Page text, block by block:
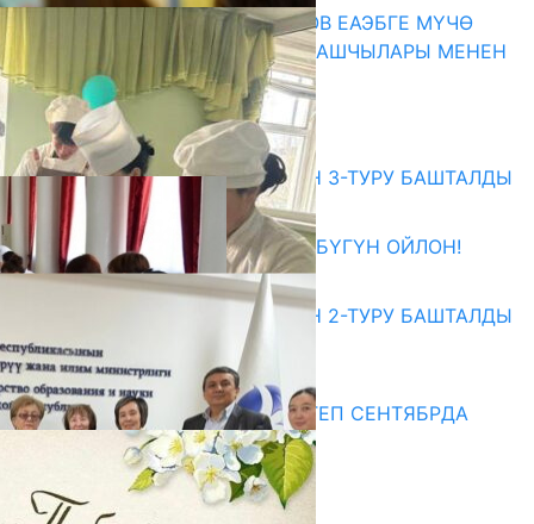
ПРЕЗИДЕНТ САДЫР ЖАПАРОВ ЕАЭБГЕ МҮЧӨ
МАМЛЕКЕТТЕРДИН ӨКМӨТ БАШЧЫЛАРЫ МЕНЕН
ЖОЛУГУШТУ
07.08.2026
Абитуриент
ЖОЖДОРГО КАБЫЛ АЛУУНУН 3-ТУРУ БАШТАЛДЫ
27.07.2026
ӨЗҮҢДҮН КЕЛЕЧЕГИҢ ҮЧҮН БҮГҮН ОЙЛОН!
20.07.2026
ЖОЖДОРГО КАБЫЛ АЛУУНУН 2-ТУРУ БАШТАЛДЫ
20.07.2026
Медиа
СУЗАКТА 750 ОРУНДУУ МЕКТЕП СЕНТЯБРДА
ПАЙДАЛАНУУГА БЕРИЛЕТ
07.08.2025
Улуу Жеңиштин жандуу сөзү